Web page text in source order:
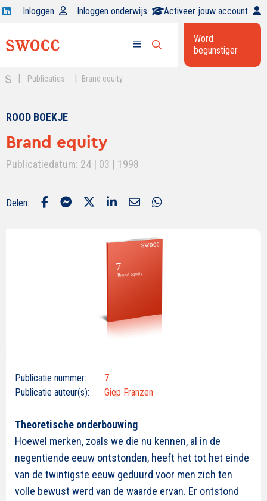
Open
op
Inloggen Inloggen onderwijs Activeer jouw account
Open
zoekbalk
Word
begunstiger
Publicaties Brand equity
ROOD BOEKJE
Brand equity
Publicatiedatum: 24 | 03 | 1998
Delen:
Publicatie nummer:
7
Publicatie auteur(s):
Giep Franzen
Theoretische onderbouwing
Hoewel merken, zoals we die nu kennen, al in de
negentiende eeuw ontstonden, heeft het tot het einde
van de twintigste eeuw geduurd voor men zich ten
volle bewust werd van de waarde ervan. Er ontstond